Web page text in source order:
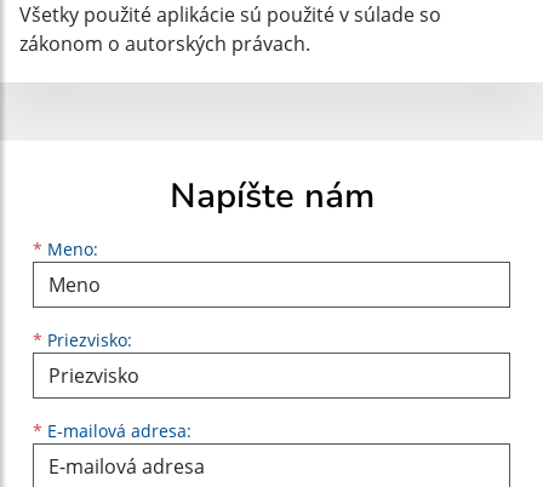
Všetky použité aplikácie sú použité v súlade so
zákonom o autorských právach.
Napíšte nám
* Meno:
Meno
* Priezvisko:
Priezvisko
* E-mailová adresa:
E-mailová adresa